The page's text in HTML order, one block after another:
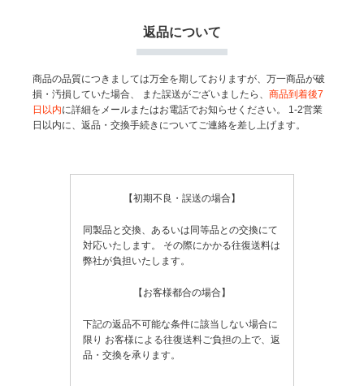
返品について
商品の品質につきましては万全を期しておりますが、万一商品が破
損・汚損していた場合、
また誤送がございましたら、商品到着後7
日以内に詳細をメールまたはお電話でお知らせください。
1-2営業
日以内に、返品・交換手続きについてご連絡を差し上げます。
【初期不良・誤送の場合】
同製品と交換、あるいは同等品との交換にて
対応いたします。
その際にかかる往復送料は
弊社が負担いたします。
【お客様都合の場合】
下記の返品不可能な条件に該当しない場合に
限り お客様による往復送料ご負担の上で、返
品・交換を承ります。